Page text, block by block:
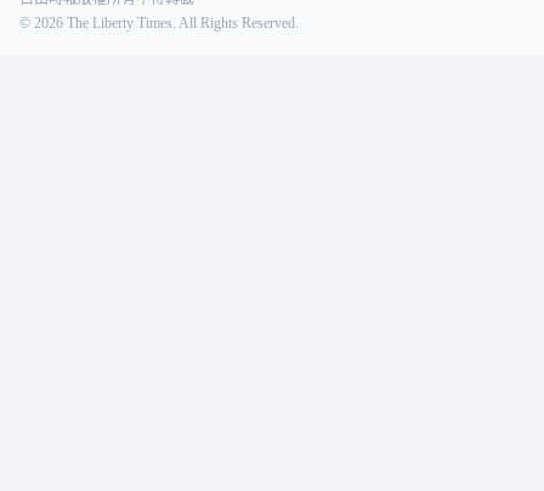
© 2026 The Liberty Times. All Rights Reserved.